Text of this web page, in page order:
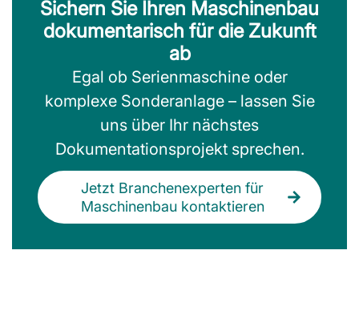
Sichern Sie Ihren Maschinenbau
dokumentarisch für die Zukunft
ab
Egal ob Serienmaschine oder
komplexe Sonderanlage – lassen Sie
uns über Ihr nächstes
Dokumentationsprojekt sprechen.
Jetzt Branchenexperten für
Maschinenbau kontaktieren